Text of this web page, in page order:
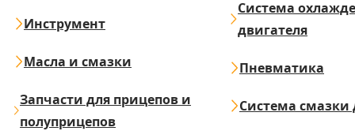
Инструмент
Масла и смазки
Запчасти для прицепов и
полуприцепов
Система
двигателя
Пневматика
Система смазки